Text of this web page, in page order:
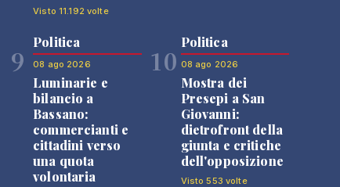
Visto 11.192 volte
9
Politica
08 ago 2026
Luminarie e
bilancio a
Bassano:
commercianti e
cittadini verso
una quota
volontaria
10
Politica
08 ago 2026
Mostra dei
Presepi a San
Giovanni:
dietrofront della
giunta e critiche
dell'opposizione
Visto 553 volte